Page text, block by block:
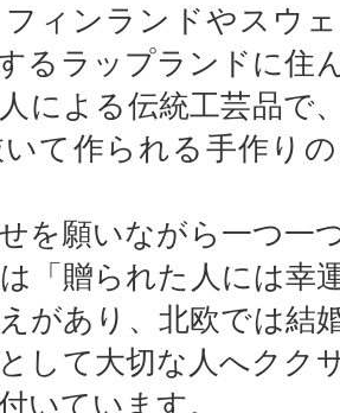
ィンランドやスウ
るラップランドに住
による伝統工芸品で
て作られる手作り
を願いながら一つ一
「贈られた人には幸
があり、北欧では結
して大切な人へクク
いています。